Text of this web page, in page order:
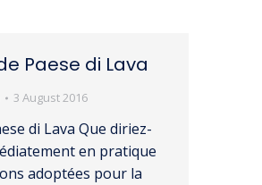
Paese di Lava
3 August 2016
di Lava Que diriez-
en pratique
adoptées pour la